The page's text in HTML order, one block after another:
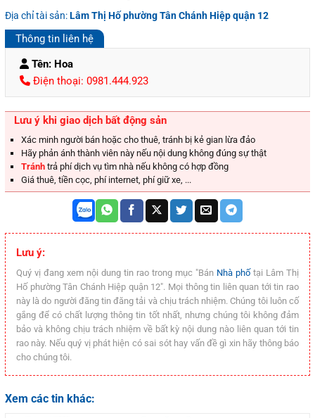
Địa chỉ tài sản:Lâm Thị Hố phường Tân Chánh Hiệp quận 12
Thông tin liên hệ
Tên: Hoa
Điện thoại: 0981.444.923
Lưu ý khi giao dịch bất động sản
Xác minh người bán hoặc cho thuê, tránh bị kẻ gian lừa đảo
Hãy phản ánh thành viên này nếu nội dung không đúng sự thật
Tránh trả phí dịch vụ tìm nhà nếu không có hợp đồng
Giá thuê, tiền cọc, phí internet, phí giữ xe, ...
Lưu ý:
Quý vị đang xem nội dung tin rao trong mục "Bán Nhà phố tại Lâm Thị
Hố phường Tân Chánh Hiệp quận 12". Mọi thông tin liên quan tới tin rao
này là do người đăng tin đăng tải và chịu trách nhiệm. Chúng tôi luôn cố
gắng để có chất lượng thông tin tốt nhất, nhưng chúng tôi không đảm
bảo và không chịu trách nhiệm về bất kỳ nội dung nào liên quan tới tin
rao này. Nếu quý vị phát hiện có sai sót hay vấn đề gì xin hãy thông báo
cho chúng tôi.
Xem các tin khác: